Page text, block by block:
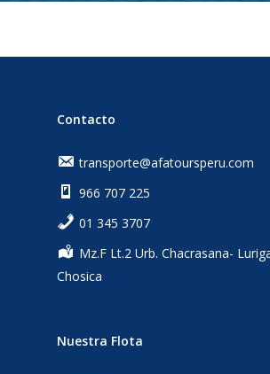
Contacto
transporte@afatoursperu.com
966 707 225
‎01 345 3707
Mz.F Lt.2 Urb. Chacrasana-
Chosica
Nuestra Flota